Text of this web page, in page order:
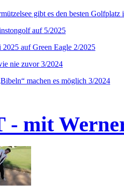
gibt es den besten
auf 5/2025
auf Green Eagle 2/2025
nie zuvor 3/2024
machen es möglich 3/2024
- mit